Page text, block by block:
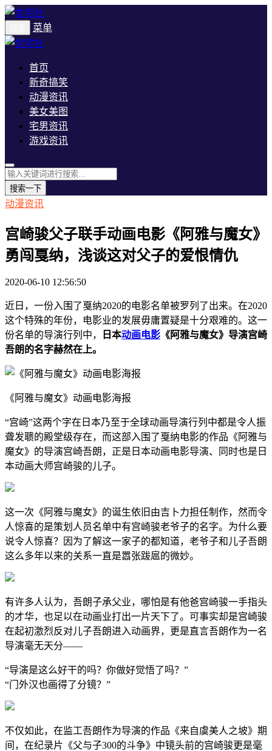
菜单
首页
新奇搞笑
动漫资讯
美女美图
宅男资讯
游戏资讯
搜索一下
动漫资讯
宫崎骏父子联手动画电影《阿雅与魔女》
勇闯戛纳，浅谈这对父子的爱恨情仇
2020-06-10 12:56:50
近日，一份入围了戛纳2020的电影名单被罗列了出来。在2020
这个特殊的年份，电影业的发展毋庸置疑是十分艰难的。这一
份名单的导演行列中，
日本动画电影 《阿雅与魔女》导演宫崎
吾朗的名字赫然在上。
《阿雅与魔女》动画电影海报
“宫崎”这两个字在日本乃至于全球动画导演行列中都是令人振
聋发聩的殿堂级存在，而这部入围了戛纳电影的作品《阿雅与
魔女》的导演宫崎吾朗，正是日本动画电影导演、同时也是日
本动画大师宫崎骏的儿子。
这一次《阿雅与魔女》的诞生依旧由吉卜力担任制作，然而令
人惊喜的是策划人员名单中有宫崎骏老爷子的名字。为什么要
说令人惊喜？因为了解这一家子的都知道，老爷子和儿子吾朗
这么多年以来的关系一直是嚣张跋扈的微妙。
有许多人认为，吾朗子承父业，哪怕是有他爸宫崎骏一手指头
的才华，也足以在动画业打出一片天下了。可事实却是宫崎骏
在起初激烈反对儿子吾朗进入动画界，更是直言吾朗作为一名
导演毫无天分——
“导演是这么好干的吗？你做好觉悟了吗？”
“门外汉也画得了分镜？”
不仅如此，在监工吾朗作为导演的作品《来自虞美人之坡》期
间，在纪录片《父与子300的斗争》中镜头前的宫崎骏更是毫